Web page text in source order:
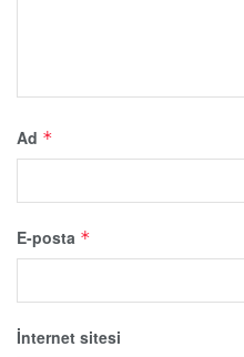
Ad *
E-posta *
İnternet sitesi